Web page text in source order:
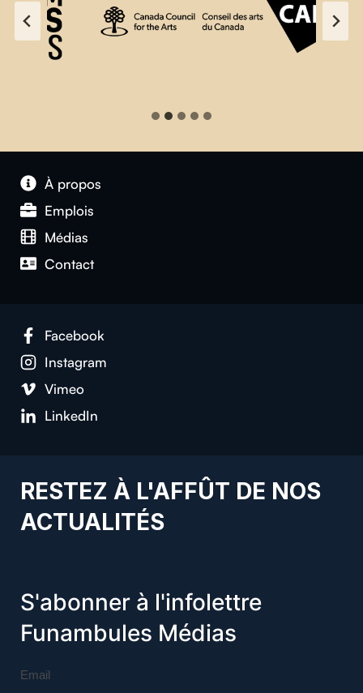
À propos
Emplois
Médias
Contact
Facebook
Instagram
Vimeo
LinkedIn
RESTEZ À L'AFFÛT DE NOS
ACTUALITÉS
S'abonner à l'infolettre
Funambules Médias
Email